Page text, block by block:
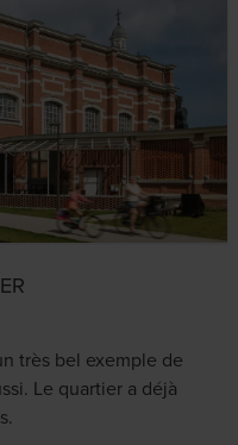
très bel exemple de
Le quartier a déjà